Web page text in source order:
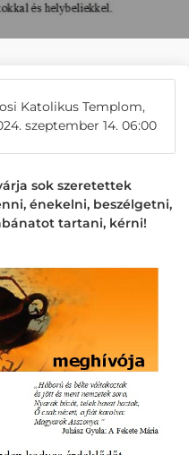
Katolikus Templom,
szeptember 14. 06:00
sok szeretettek
énekelni, beszélgetni,
tartani, kérni!